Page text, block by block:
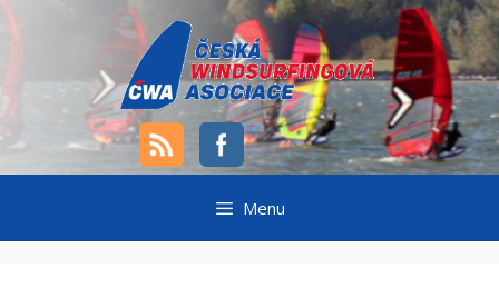
Přeskočit
na
Menu